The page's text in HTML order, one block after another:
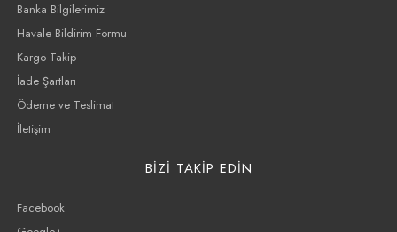
Banka Bilgilerimiz
Havale Bildirim Formu
Kargo Takip
İade Şartları
Ödeme ve Teslimat
İletişim
BİZİ TAKİP EDİN
Facebook